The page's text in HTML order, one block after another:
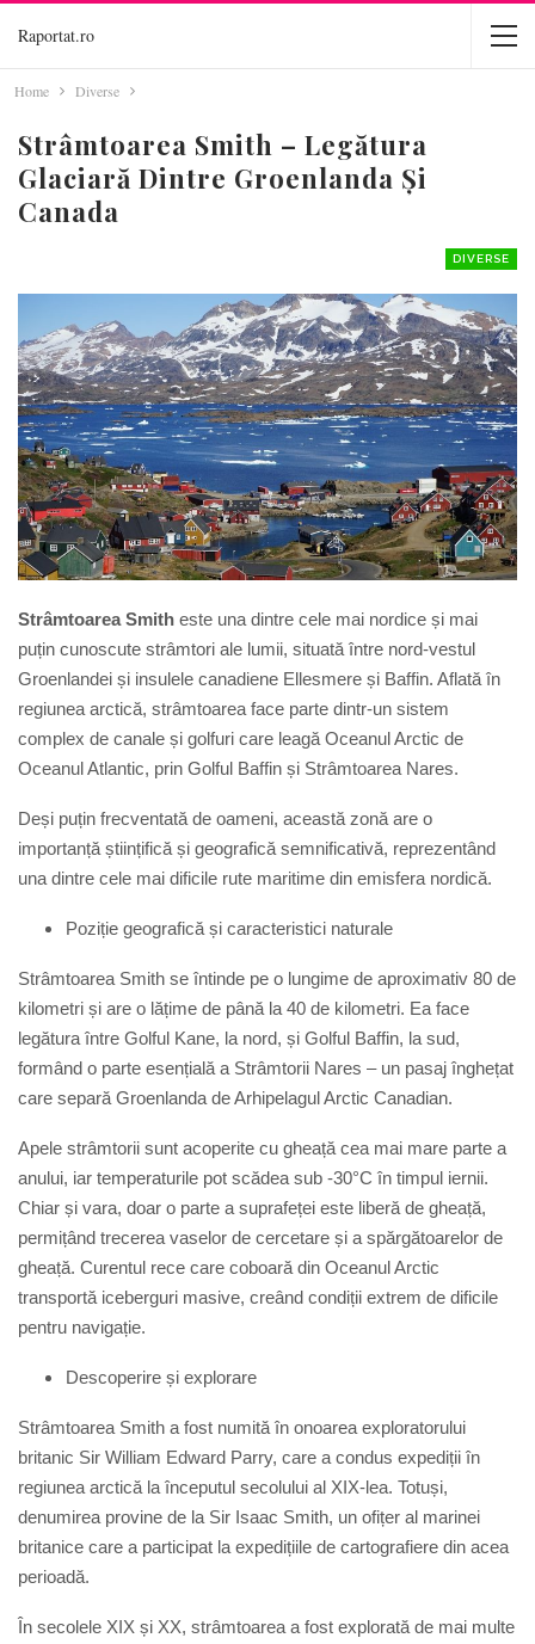
Raportat.ro
Home Diverse
Strâmtoarea Smith – Legătura
Glaciară Dintre Groenlanda Și
Canada
DIVERSE
Strâmtoarea Smith este una dintre cele mai nordice și mai
puțin cunoscute strâmtori ale lumii, situată între nord-vestul
Groenlandei și insulele canadiene Ellesmere și Baffin. Aflată în
regiunea arctică, strâmtoarea face parte dintr-un sistem
complex de canale și golfuri care leagă Oceanul Arctic de
Oceanul Atlantic, prin Golful Baffin și Strâmtoarea Nares.
Deși puțin frecventată de oameni, această zonă are o
importanță științifică și geografică semnificativă, reprezentând
una dintre cele mai dificile rute maritime din emisfera nordică.
Poziție geografică și caracteristici naturale
Strâmtoarea Smith se întinde pe o lungime de aproximativ 80 de
kilometri și are o lățime de până la 40 de kilometri. Ea face
legătura între Golful Kane, la nord, și Golful Baffin, la sud,
formând o parte esențială a Strâmtorii Nares – un pasaj înghețat
care separă Groenlanda de Arhipelagul Arctic Canadian.
Apele strâmtorii sunt acoperite cu gheață cea mai mare parte a
anului, iar temperaturile pot scădea sub -30°C în timpul iernii.
Chiar și vara, doar o parte a suprafeței este liberă de gheață,
permițând trecerea vaselor de cercetare și a spărgătoarelor de
gheață. Curentul rece care coboară din Oceanul Arctic
transportă iceberguri masive, creând condiții extrem de dificile
pentru navigație.
Descoperire și explorare
Strâmtoarea Smith a fost numită în onoarea exploratorului
britanic Sir William Edward Parry, care a condus expediții în
regiunea arctică la începutul secolului al XIX-lea. Totuși,
denumirea provine de la Sir Isaac Smith, un ofițer al marinei
britanice care a participat la expedițiile de cartografiere din acea
perioadă.
În secolele XIX și XX, strâmtoarea a fost explorată de mai multe